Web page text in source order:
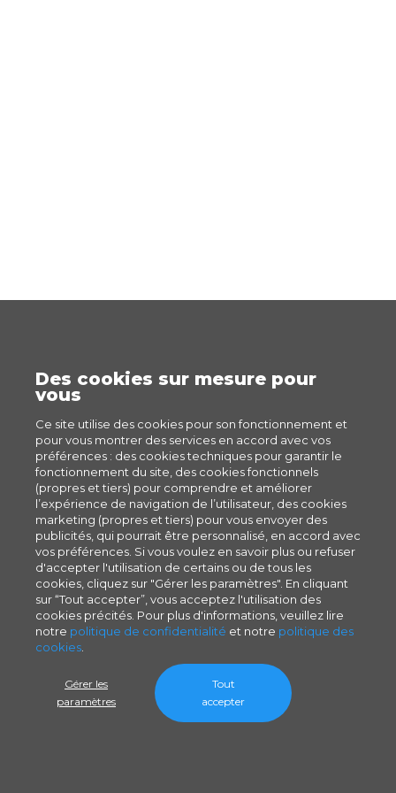
Des cookies sur mesure pour
vous
Ce site utilise des cookies pour son fonctionnement et
pour vous montrer des services en accord avec vos
préférences : des cookies techniques pour garantir le
fonctionnement du site, des cookies fonctionnels
(propres et tiers) pour comprendre et améliorer
l’expérience de navigation de l’utilisateur, des cookies
marketing (propres et tiers) pour vous envoyer des
publicités, qui pourrait être personnalisé, en accord avec
vos préférences. Si vous voulez en savoir plus ou refuser
d'accepter l'utilisation de certains ou de tous les
cookies, cliquez sur "Gérer les paramètres". En cliquant
sur “Tout accepter”, vous acceptez l'utilisation des
cookies précités. Pour plus d'informations, veuillez lire
notre politique de confidentialité et notre politique des
cookies
Gérer les
paramètres
Tout
accepter